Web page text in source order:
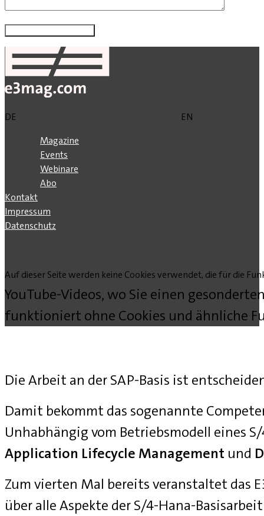
DE
EN
Magazine
Events
Webinare
Abo
Kontakt
Impressum
Datenschutz
Auf dieser Seite werden keine Cookies verwendet, die für die
YouTube-Videos, wo Sie einen
funktioniert ohne Cookies und ähnliche
Die Arbeit an der SAP-Basis ist
Damit bekommt das sogenannte
Unhabhängig vom Betriebsmodell eines
Application Lifecycle Management und
Zum vierten Mal bereits veranstaltet das
über alle Aspekte der S/4-Hana-